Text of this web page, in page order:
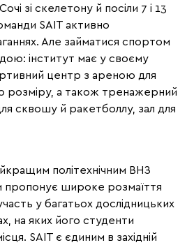
зі скелетону й посіли 7 і 13
SAIT активно
Але займатися спортом
інститут має у своєму
центр з ареною для
розміру, а також тренажерний
сквошу й ракетболлу, зал для
політехнічним ВНЗ
пропонує широке розмаїття
у багатьох дослідницьких
на яких його студенти
SAIT є єдиним в західній